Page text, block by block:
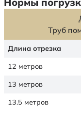
Труб
Длина отрезка
12 метров
13 метров
13.5 метров